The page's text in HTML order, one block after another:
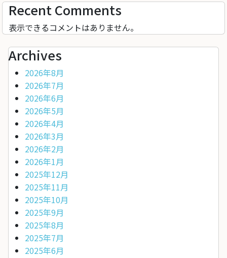
Recent Comments
表示できるコメントはありません。
Archives
2026年8月
2026年7月
2026年6月
2026年5月
2026年4月
2026年3月
2026年2月
2026年1月
2025年12月
2025年11月
2025年10月
2025年9月
2025年8月
2025年7月
2025年6月